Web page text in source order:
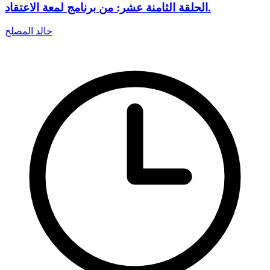
الحلقة الثامنة عشر: من برنامج لمعة الاعتقاد.
خالد المصلح